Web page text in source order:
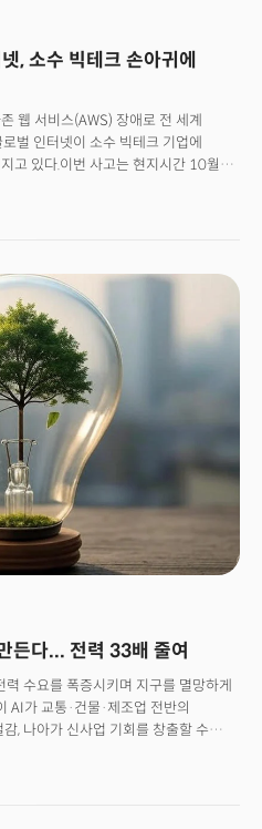
, 소수 빅테크 손아귀에
웹 서비스(AWS) 장애로 전 세계
벌 인터넷이 소수 빅테크 기업에
고 있다.이번 사고는 현지시간 10월
의 핵심 거점인 버지니아 애시번
됐다. 인터넷 장애 모니터링 사이트
미국에서 약 190만 건, 영국에서
세계적으로 810만 건 이상의 서비스
냅챗, 로블록스, 듀오링고, 슬랙,
네트워크 등 주요 글로벌 플랫폼은
) 등 금융·공공기관, 그리고 아마존
광범위하게 미쳤다. 일부 서비스는
"모든 서비스가 정상 복구됐다"고
인터넷 인프라의 집중화가 초래한
아티클 19의 코린 캐스-스페스 박사는
독립 언론, 안전한 통신의 기반이 소수
위험하다”며 “클라우드 컴퓨팅의
래기술연구소의 코리 크라이더
심 인프라를 미국 빅테크에 의존할 수
심장이 단일 리전에 묶여 있는
오고 있다. 👉 5주년 기념
든다... 전력 33배 줄여
수요를 폭증시키며 지구를 멸망하게
AI가 교통·건물·제조업 전반의
, 나아가 신사업 기회를 창출할 수
에너지 수요의 괴물 역할을 하고 있는